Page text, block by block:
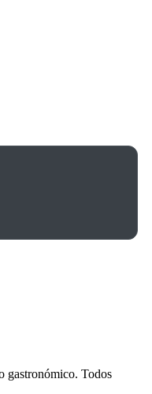
gastronómico. Todos